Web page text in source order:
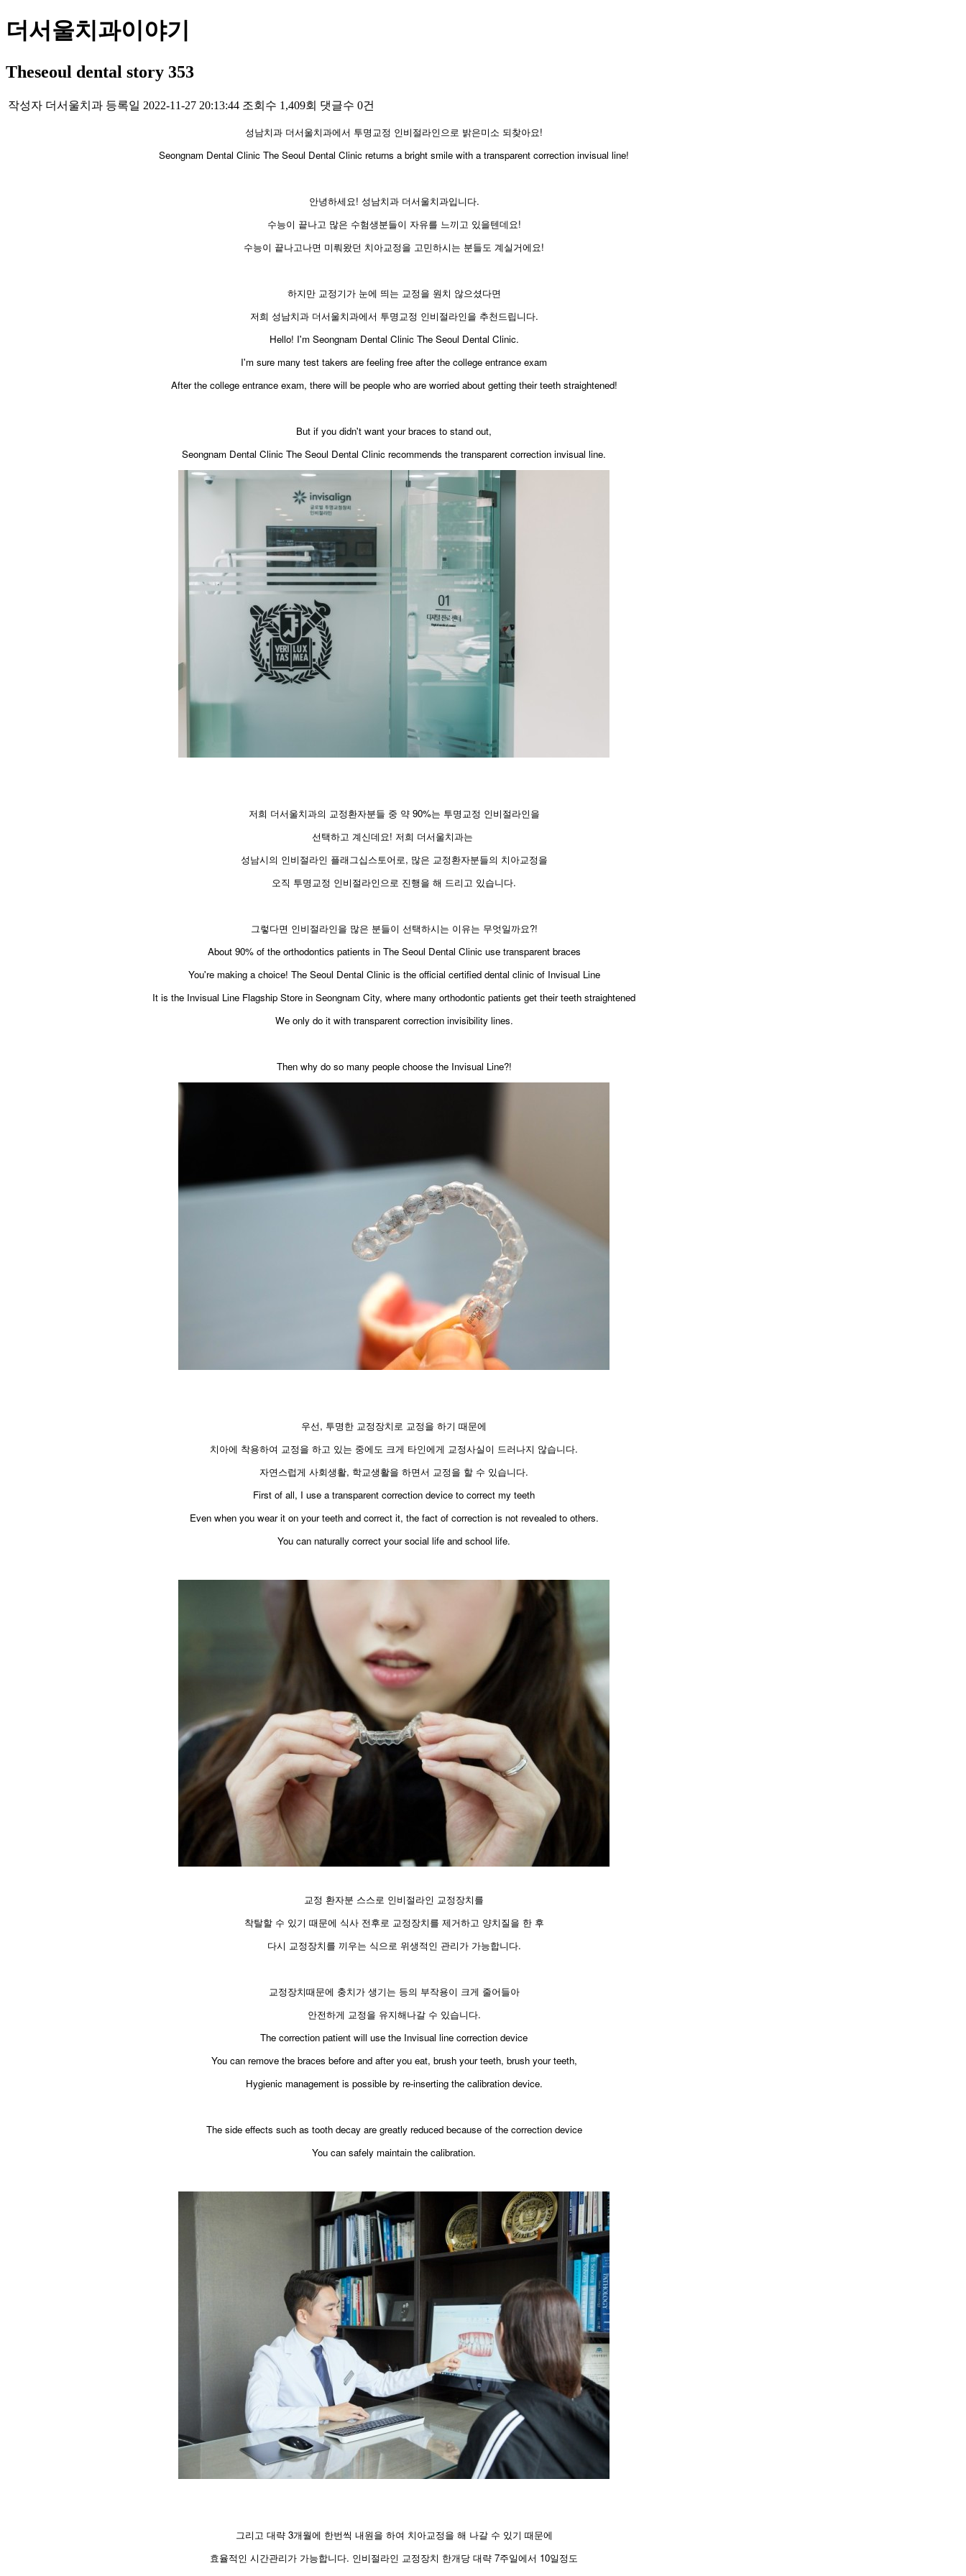
더서울치과이야기
Theseoul dental story 353
작성자 더서울치과 등록일 2022-11-27 20:13:44 조회수 1,409회 댓글수 0건
성남치과 더서울치과에서 투명교정 인비절라인으로 밝은미소 되찾아요!
Seongnam Dental Clinic The Seoul Dental Clinic returns a bright smile with a transparent correction invisual line!
안녕하세요! 성남치과 더서울치과입니다.
수능이 끝나고 많은 수험생분들이 자유를 느끼고 있을텐데요!
수능이 끝나고나면 미뤄왔던 치아교정을 고민하시는 분들도 계실거에요!
하지만 교정기가 눈에 띄는 교정을 원치 않으셨다면
저희 성남치과 더서울치과에서 투명교정 인비절라인을 추천드립니다.
Hello! I'm Seongnam Dental Clinic The Seoul Dental Clinic.
I'm sure many test takers are feeling free after the college entrance exam
After the college entrance exam, there will be people who are worried about getting their teeth straightened!
But if you didn't want your braces to stand out,
Seongnam Dental Clinic The Seoul Dental Clinic recommends the transparent correction invisual line.
저희 더서울치과의 교정환자분들 중 약 90%는 투명교정 인비절라인을
선택하고 계신데요! 저희 더서울치과는
성남시의 인비절라인 플래그십스토어로, 많은 교정환자분들의 치아교정을
오직 투명교정 인비절라인으로 진행을 해 드리고 있습니다.
그렇다면 인비절라인을 많은 분들이 선택하시는 이유는 무엇일까요?!
About 90% of the orthodontics patients in The Seoul Dental Clinic use transparent braces
You're making a choice! The Seoul Dental Clinic is the official certified dental clinic of Invisual Line
It is the Invisual Line Flagship Store in Seongnam City, where many orthodontic patients get their teeth straightened
We only do it with transparent correction invisibility lines.
Then why do so many people choose the Invisual Line?!
우선, 투명한 교정장치로 교정을 하기 때문에
치아에 착용하여 교정을 하고 있는 중에도 크게 타인에게 교정사실이 드러나지 않습니다.
자연스럽게 사회생활, 학교생활을 하면서 교정을 할 수 있습니다.
First of all, I use a transparent correction device to correct my teeth
Even when you wear it on your teeth and correct it, the fact of correction is not revealed to others.
You can naturally correct your social life and school life.
교정 환자분 스스로 인비절라인 교정장치를
착탈할 수 있기 때문에 식사 전후로 교정장치를 제거하고 양치질을 한 후
다시 교정장치를 끼우는 식으로 위생적인 관리가 가능합니다.
교정장치때문에 충치가 생기는 등의 부작용이 크게 줄어들아
안전하게 교정을 유지해나갈 수 있습니다.
The correction patient will use the Invisual line correction device
You can remove the braces before and after you eat, brush your teeth, brush your teeth,
Hygienic management is possible by re-inserting the calibration device.
The side effects such as tooth decay are greatly reduced because of the correction device
You can safely maintain the calibration.
그리고 대략 3개월에 한번씩 내원을 하여 치아교정을 해 나갈 수 있기 때문에
효율적인 시간관리가 가능합니다. 인비절라인 교정장치 한개당 대략 7주일에서 10일정도